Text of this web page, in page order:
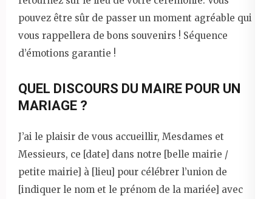
pouvez être sûr de passer un moment agréable qui
vous rappellera de bons souvenirs ! Séquence
d’émotions garantie !
QUEL DISCOURS DU MAIRE POUR UN
MARIAGE ?
J’ai le plaisir de vous accueillir, Mesdames et
Messieurs, ce [date] dans notre [belle mairie /
petite mairie] à [lieu] pour célébrer l’union de
[indiquer le nom et le prénom de la mariée] avec